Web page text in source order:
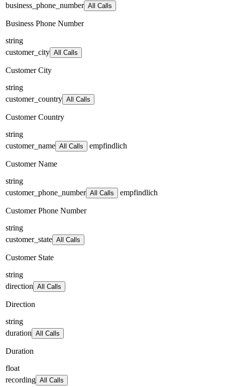
business_phone_number All Calls
Business Phone Number
string
customer_city All Calls
Customer City
string
customer_country All Calls
Customer Country
string
customer_name All Calls empfindlich
Customer Name
string
customer_phone_number All Calls empfindlich
Customer Phone Number
string
customer_state All Calls
Customer State
string
direction All Calls
Direction
string
duration All Calls
Duration
float
recording All Calls